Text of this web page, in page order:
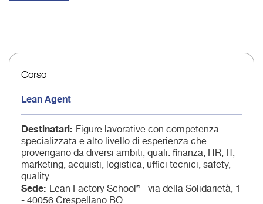
Corso
Lean Agent
Destinatari Figure lavorative con competenza
specializzata e alto livello di esperienza che
provengano da diversi ambiti, quali: finanza, HR, IT,
marketing, acquisti, logistica, uffici tecnici, safety,
quality
Sede Lean Factory School® - via della Solidarietà, 1
- 40056 Crespellano BO